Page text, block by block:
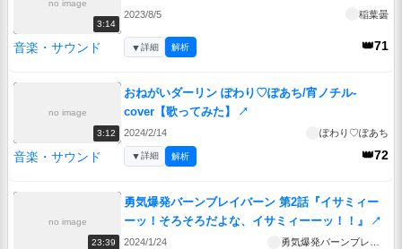
no image
3:14
2023/8/5 稲葉曇
音楽・サウンド 👑71
▼詳細 解析
no image
3:12
おねがいダーリン ぽわり♡ぽあち/宵ノチル-
cover【歌ってみた】
↗
2024/2/14 ぽわり♡ぽあち
音楽・サウンド 👑72
▼詳細 解析
no image
23:39
勇気爆発バーンブレイバーン 第2話『イサミィー
ーッ！そろそろだよな、イサミィーーッ！！』
↗
2024/1/24